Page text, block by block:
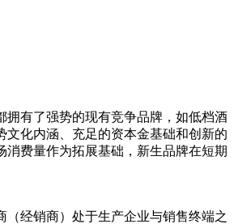
有了强势的现有竞争品牌，如低档酒
化内涵、充足的资本金基础和创新的
费量作为拓展基础，新生品牌在短期
经销商）处于生产企业与销售终端之